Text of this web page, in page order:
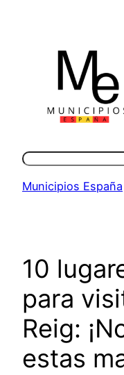
contenido
Buscar
Municipios España
10
para
Reig:
estas